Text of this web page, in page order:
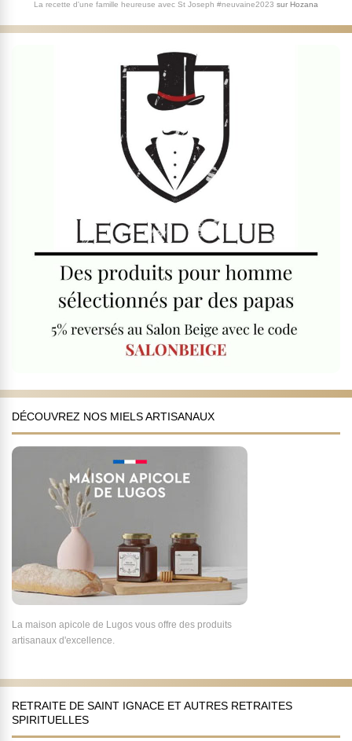
La recette d'une famille heureuse avec St Joseph #neuvaine2023 sur Hozana
DÉCOUVREZ NOS MIELS ARTISANAUX
La maison apicole de Lugos vous offre des produits
artisanaux d'excellence.
RETRAITE DE SAINT IGNACE ET AUTRES RETRAITES
SPIRITUELLES